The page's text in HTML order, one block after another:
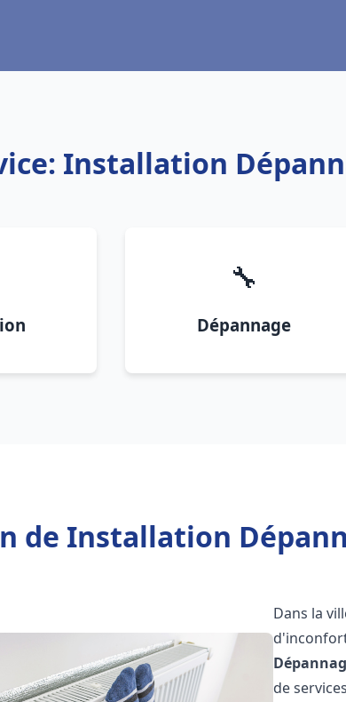
Installation
🔧
Dépannage
de Installation
Dans la
de